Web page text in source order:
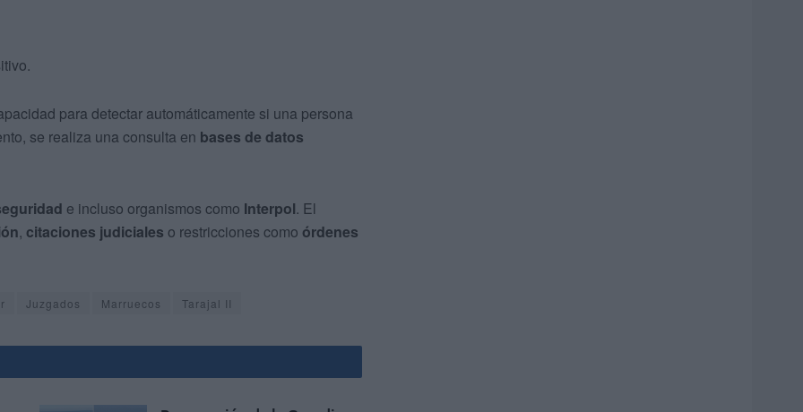
para detectar automáticamente si una persona
se realiza una consulta en bases de datos
e incluso organismos como Interpol. El
, citaciones judiciales o restricciones como órdenes
Juzgados Marruecos Tarajal II